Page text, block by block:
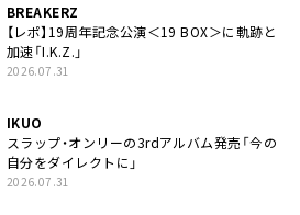
BREAKERZ
【レポ】19周年記念公演＜19 BOX＞に軌跡と
加速「I.K.Z.」
2026.07.31
IKUO
スラップ・オンリーの3rdアルバム発売「今の
自分をダイレクトに」
2026.07.31